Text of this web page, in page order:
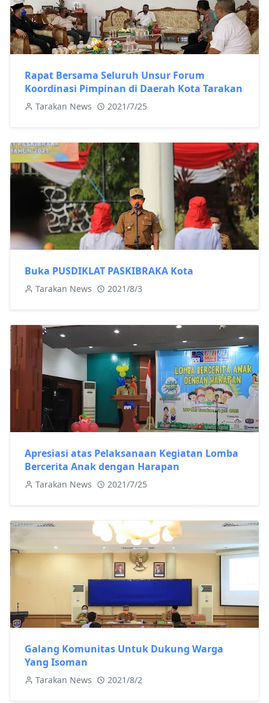
Rapat Bersama Seluruh Unsur Forum
Koordinasi Pimpinan di Daerah Kota Tarakan
Tarakan News 2021/7/25
Buka PUSDIKLAT PASKIBRAKA Kota
Tarakan News 2021/8/3
Apresiasi atas Pelaksanaan Kegiatan Lomba
Bercerita Anak dengan Harapan
Tarakan News 2021/7/25
Galang Komunitas Untuk Dukung Warga
Yang Isoman
Tarakan News 2021/8/2